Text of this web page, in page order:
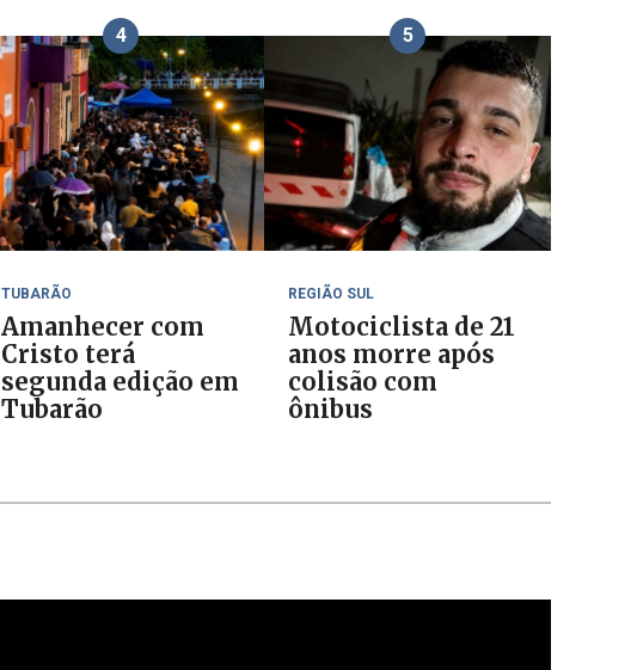
4
TUBARÃO
Amanhecer com
Cristo terá
segunda edição em
Tubarão
5
REGIÃO SUL
Motociclista de 21
anos morre após
colisão com
ônibus